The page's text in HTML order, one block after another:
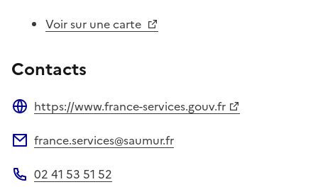
Voir sur une carte
Contacts
https://www.france-services.gouv.fr
france.services@saumur.fr
02 41 53 51 52